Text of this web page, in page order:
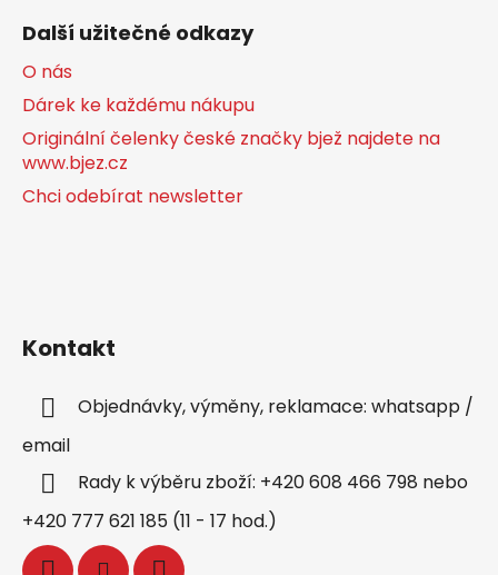
Další užitečné odkazy
O nás
Dárek ke každému nákupu
Originální čelenky české značky bjež najdete na
www.bjez.cz
Chci odebírat newsletter
Kontakt
Objednávky, výměny, reklamace: whatsapp /
email
Rady k výběru zboží: +420 608 466 798 nebo
+420 777 621 185 (11 - 17 hod.)